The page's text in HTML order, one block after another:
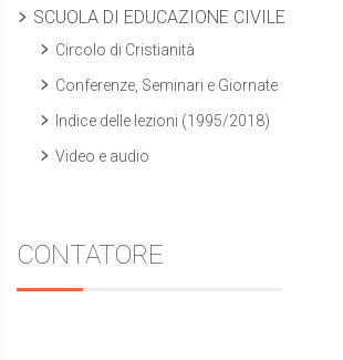
SCUOLA DI EDUCAZIONE CIVILE
Circolo di Cristianità
Conferenze, Seminari e Giornate
Indice delle lezioni (1995/2018)
Video e audio
CONTATORE